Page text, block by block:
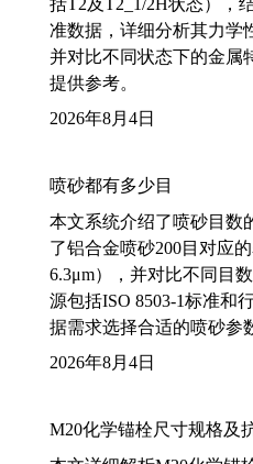
准数据，详细分析其力学
并对比不同状态下的金属
提供参考。
2026年8月4日
喷砂都有多少目
本文系统介绍了喷砂目数
了铝合金喷砂200目对应
6.3μm），并对比不同目
源包括ISO 8503-1标准和
据需求选择合适的喷砂参
2026年8月4日
M20化学锚栓尺寸规格及